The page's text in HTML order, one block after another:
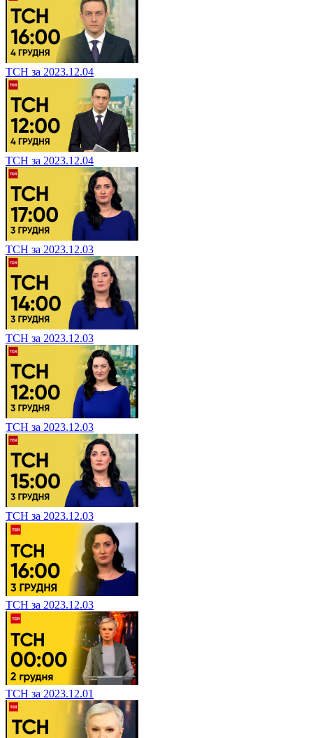
ТСН за 2023.12.04
ТСН за 2023.12.04
ТСН за 2023.12.03
ТСН за 2023.12.03
ТСН за 2023.12.03
ТСН за 2023.12.03
ТСН за 2023.12.03
ТСН за 2023.12.01